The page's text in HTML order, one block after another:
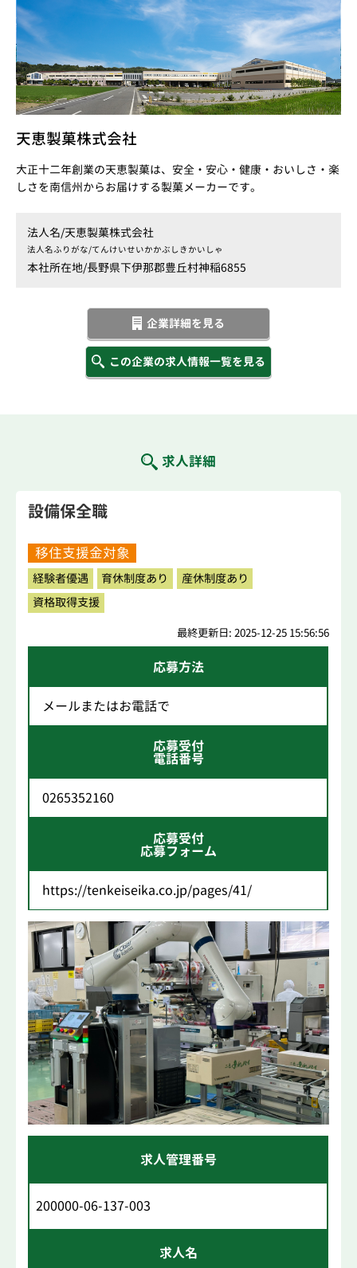
天恵製菓株式会社
大正十二年創業の天恵製菓は、安全・安心・健康・おいしさ・楽
しさを南信州からお届けする製菓メーカーです。
法人名/天恵製菓株式会社
法人名ふりがな/てんけいせいかかぶしきかいしゃ
本社所在地/長野県下伊那郡豊丘村神稲6855
企業詳細を見る
この企業の求人情報一覧を見る
求人詳細
設備保全職
移住支援金対象
経験者優遇 育休制度あり
産休制度あり
資格取得支援
最終更新日: 2025-12-25 15:56:56
応募方法
メールまたはお電話で
応募受付
電話番号
0265352160
応募受付
応募フォーム
https://tenkeiseika.co.jp/pages/41/
求人管理番号
200000-06-137-003
求人名